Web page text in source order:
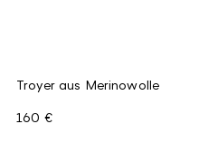
Troyer aus Merinowolle
160 €